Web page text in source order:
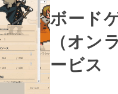
ボード
（オン
ービス